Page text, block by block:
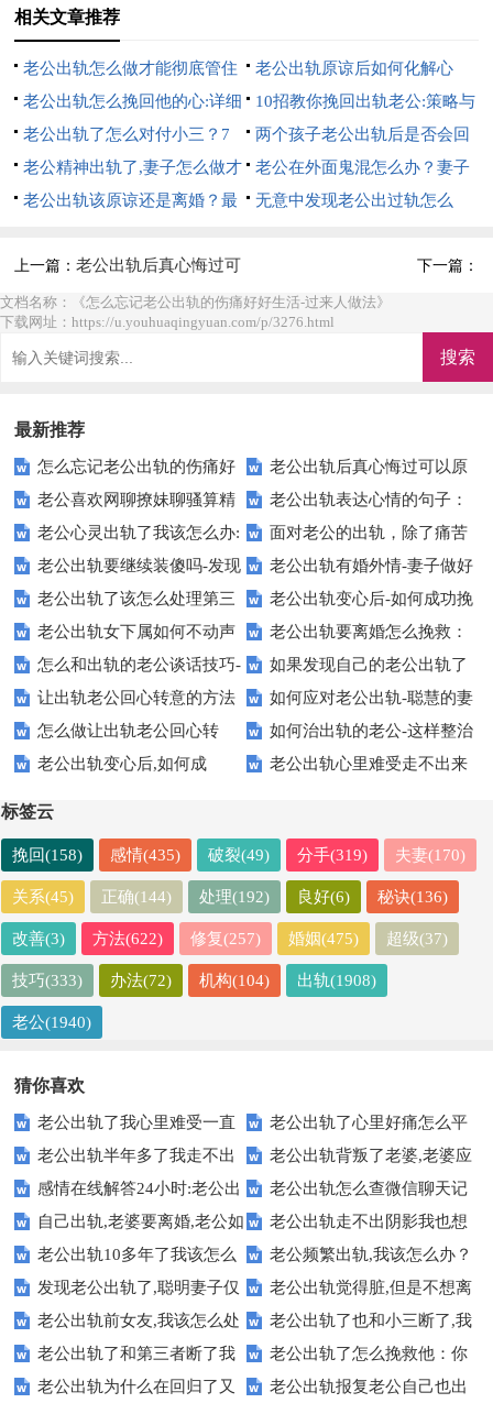
相关文章推荐
老公出轨怎么做才能彻底管住
他:7招硬控他
老公出轨原谅后如何化解心
结:10招完美解决
老公出轨怎么挽回他的心:详细
的7招
10招教你挽回出轨老公:策略与
心理的双重攻势
老公出轨了怎么对付小三？7
个方法，详细方法
两个孩子老公出轨后是否会回
来？6个办法帮你挽回
老公精神出轨了,妻子怎么做才
是最好的？详细方法
老公在外面鬼混怎么办？妻子
6个大招直接搞定
老公出轨该原谅还是离婚？最
无意中发现老公出过轨怎么
上一篇：老公出轨后真心悔过可
以原谅吗?
下一篇：
文档名称：《怎么忘记老公出轨的伤痛好好生活-过来人做法》
下载网址：https://u.youhuaqingyuan.com/p/3276.html
最新推荐
怎么忘记老公出轨的伤痛好
好生活-过来人做法
老公出轨后真心悔过可以原
谅吗?
老公喜欢网聊撩妹聊骚算精
神出轨吗
老公出轨表达心情的句子：
句句直戳人心
老公心灵出轨了我该怎么办:
学会这招拿捏住他
面对老公的出轨，除了痛苦
就真的无能为力了吗
老公出轨要继续装傻吗-发现
老公出轨要离婚吗
老公出轨有婚外情-妻子做好
这三件事不委屈
老公出轨了该怎么处理第三
者：聪明的做法
老公出轨变心后-如何成功挽
救丈夫
老公出轨女下属如何不动声
色收拾【真实案例】
老公出轨要离婚怎么挽救：
聪明人都这样做
怎么和出轨的老公谈话技巧-
和出轨老公有效沟通技巧
如果发现自己的老公出轨了
会怎么办
让出轨老公回心转意的方法
【操作简单有效】
如何应对老公出轨-聪慧的妻
子应对方法
怎么做让出轨老公回心转
意：有效4种方法
如何治出轨的老公-这样整治
让他主动回归
老公出轨变心后,如何成
老公出轨心里难受走不出来
标签云
挽回(158) 感情(435) 破裂(49) 分手(319) 夫妻(170)
关系(45) 正确(144) 处理(192) 良好(6) 秘诀(136)
改善(3) 方法(622) 修复(257) 婚姻(475) 超级(37)
技巧(333) 办法(72) 机构(104) 出轨(1908)
老公(1940)
猜你喜欢
老公出轨了我心里难受一直
过不去【正确做法】
老公出轨了心里好痛怎么平
复:过来人做法
老公出轨半年多了我走不出
来怎么办：看看这招
老公出轨背叛了老婆,老婆应
该怎样对待老公
感情在线解答24小时:老公出
轨怎样挽救婚姻 【隐私保密】
老公出轨怎么查微信聊天记
录【绝对有效】
自己出轨,老婆要离婚,老公如
何挽留【合适做法】
老公出轨走不出阴影我也想
出轨：不要堕落自己
老公出轨10多年了我该怎么
办-学学过来人做法
老公频繁出轨,我该怎么办？
【感情问答】
发现老公出轨了,聪明妻子仅
用4招挽救婚姻
老公出轨觉得脏,但是不想离
婚怎么办 【正确做法】
老公出轨前女友,我该怎么处
理【最妥当的做法】
老公出轨了也和小三断了,我
该不该原谅【真实回答】
老公出轨了和第三者断了我
该怎么做【有效做法】
老公出轨了怎么挽救他：你
可以尝试这样做
老公出轨为什么在回归了又 老公出轨报复老公自己也出